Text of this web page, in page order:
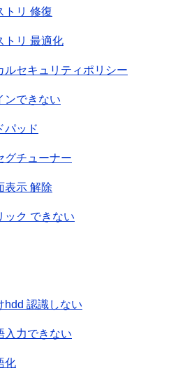
トリ 修復
トリ 最適化
ルセキュリティポリシー
ンできない
パッド
グチューナー
表示 解除
ック できない
hdd 認識しない
入力できない
化